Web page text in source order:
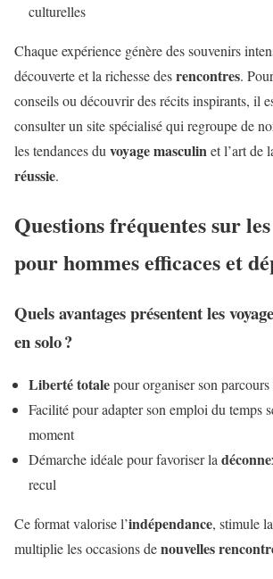
culturelles
Chaque expérience génère des souvenirs
découverte et la richesse desrencontres.
conseils ou découvrir des récits inspirants, il
consulter un site spécialisé qui regroupe de
les tendances du voyage masculinet l’art de
réussie.
Questions fréquentes sur les
pour hommes efficaces et
Quels avantages présentent les
en solo ?
Liberté totalepour organiser son parcours
Facilité pour adapter son emploi du temps
moment
Démarche idéale pour favoriser la
recul
Ce format valorise l’indépendance, stimule
multiplie les occasions denouvelles